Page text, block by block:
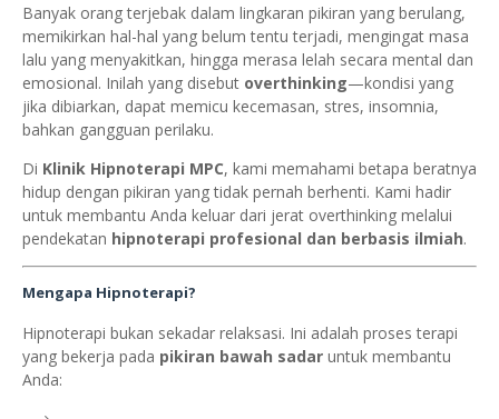
Banyak orang terjebak dalam lingkaran pikiran yang berulang,
memikirkan hal-hal yang belum tentu terjadi, mengingat masa
lalu yang menyakitkan, hingga merasa lelah secara mental dan
emosional. Inilah yang disebut overthinking—kondisi yang
jika dibiarkan, dapat memicu kecemasan, stres, insomnia,
bahkan gangguan perilaku.
Di Klinik Hipnoterapi MPC, kami memahami betapa beratnya
hidup dengan pikiran yang tidak pernah berhenti. Kami hadir
untuk membantu Anda keluar dari jerat overthinking melalui
pendekatan hipnoterapi profesional dan berbasis ilmiah.
Mengapa Hipnoterapi?
Hipnoterapi bukan sekadar relaksasi. Ini adalah proses terapi
yang bekerja pada pikiran bawah sadar untuk membantu
Anda: